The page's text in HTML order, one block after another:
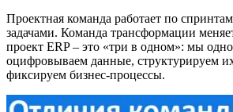
Проектная команда работает по
задачами. Команда трансформации
проект ERP – это «три в одном»: мы
оцифровываем данные, структурируем
фиксируем бизнес-процессы.